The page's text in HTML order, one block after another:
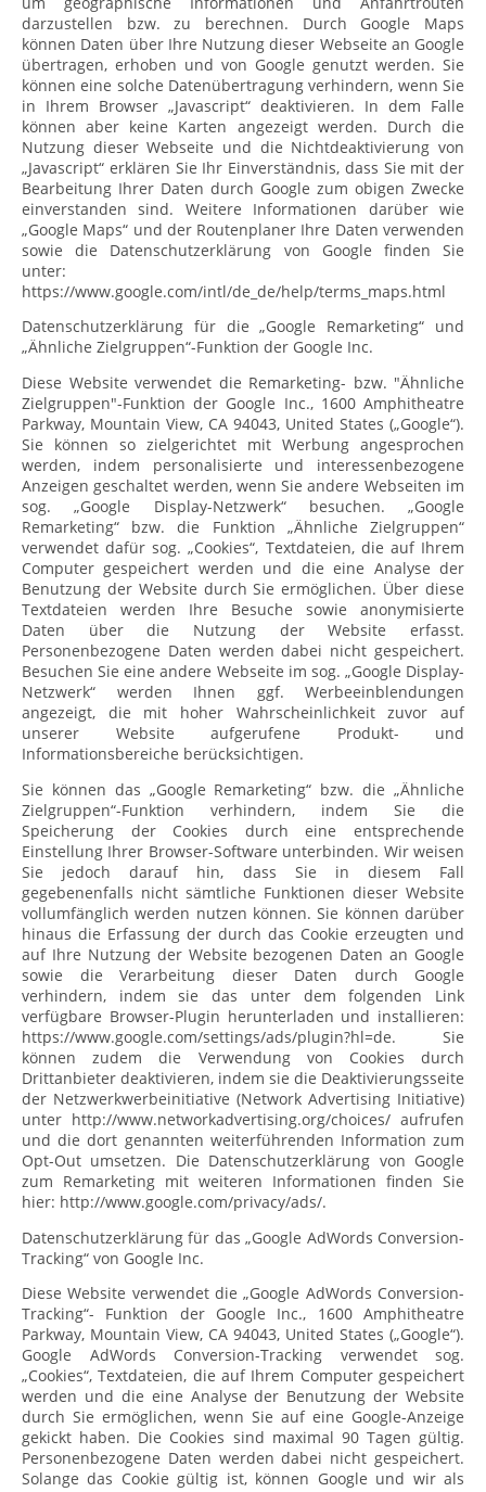
darzustellen bzw. zu berechnen. Durch Google Maps
können Daten über Ihre Nutzung dieser Webseite an Google
übertragen, erhoben und von Google genutzt werden. Sie
können eine solche Datenübertragung verhindern, wenn Sie
in Ihrem Browser „Javascript“ deaktivieren. In dem Falle
können aber keine Karten angezeigt werden. Durch die
Nutzung dieser Webseite und die Nichtdeaktivierung von
„Javascript“ erklären Sie Ihr Einverständnis, dass Sie mit der
Bearbeitung Ihrer Daten durch Google zum obigen Zwecke
einverstanden sind. Weitere Informationen darüber wie
„Google Maps“ und der Routenplaner Ihre Daten verwenden
sowie die Datenschutzerklärung von Google finden Sie
unter:
https://www.google.com/intl/de_de/help/terms_maps.html
Datenschutzerklärung für die „Google Remarketing“ und
„Ähnliche Zielgruppen“-Funktion der Google Inc.
Diese Website verwendet die Remarketing- bzw. "Ähnliche
Zielgruppen"-Funktion der Google Inc., 1600 Amphitheatre
Parkway, Mountain View, CA 94043, United States („Google“).
Sie können so zielgerichtet mit Werbung angesprochen
werden, indem personalisierte und interessenbezogene
Anzeigen geschaltet werden, wenn Sie andere Webseiten im
sog. „Google Display-Netzwerk“ besuchen. „Google
Remarketing“ bzw. die Funktion „Ähnliche Zielgruppen“
verwendet dafür sog. „Cookies“, Textdateien, die auf Ihrem
Computer gespeichert werden und die eine Analyse der
Benutzung der Website durch Sie ermöglichen. Über diese
Textdateien werden Ihre Besuche sowie anonymisierte
Daten über die Nutzung der Website erfasst.
Personenbezogene Daten werden dabei nicht gespeichert.
Besuchen Sie eine andere Webseite im sog. „Google Display-
Netzwerk“ werden Ihnen ggf. Werbeeinblendungen
angezeigt, die mit hoher Wahrscheinlichkeit zuvor auf
unserer Website aufgerufene Produkt- und
Informationsbereiche berücksichtigen.
Sie können das „Google Remarketing“ bzw. die „Ähnliche
Zielgruppen“-Funktion verhindern, indem Sie die
Speicherung der Cookies durch eine entsprechende
Einstellung Ihrer Browser-Software unterbinden. Wir weisen
Sie jedoch darauf hin, dass Sie in diesem Fall
gegebenenfalls nicht sämtliche Funktionen dieser Website
vollumfänglich werden nutzen können. Sie können darüber
hinaus die Erfassung der durch das Cookie erzeugten und
auf Ihre Nutzung der Website bezogenen Daten an Google
sowie die Verarbeitung dieser Daten durch Google
verhindern, indem sie das unter dem folgenden Link
verfügbare Browser-Plugin herunterladen und installieren:
https://www.google.com/settings/ads/plugin?hl=de. Sie
können zudem die Verwendung von Cookies durch
Drittanbieter deaktivieren, indem sie die Deaktivierungsseite
der Netzwerkwerbeinitiative (Network Advertising Initiative)
unter http://www.networkadvertising.org/choices/ aufrufen
und die dort genannten weiterführenden Information zum
Opt-Out umsetzen. Die Datenschutzerklärung von Google
zum Remarketing mit weiteren Informationen finden Sie
hier: http://www.google.com/privacy/ads/.
Datenschutzerklärung für das „Google AdWords Conversion-
Tracking“ von Google Inc.
Diese Website verwendet die „Google AdWords Conversion-
Tracking“- Funktion der Google Inc., 1600 Amphitheatre
Parkway, Mountain View, CA 94043, United States („Google“).
Google AdWords Conversion-Tracking verwendet sog.
„Cookies“, Textdateien, die auf Ihrem Computer gespeichert
werden und die eine Analyse der Benutzung der Website
durch Sie ermöglichen, wenn Sie auf eine Google-Anzeige
gekickt haben. Die Cookies sind maximal 90 Tagen gültig.
Personenbezogene Daten werden dabei nicht gespeichert.
Solange das Cookie gültig ist, können Google und wir als